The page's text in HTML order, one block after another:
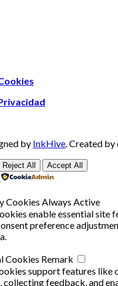
by InkHive Created by
Reject All Accept All
Cookies Always Active
enable essential site
preference
Cookies Remark
support features like
collecting feedback, and